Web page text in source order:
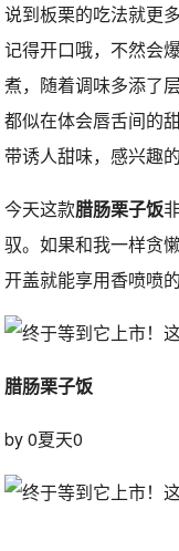
说到板栗的吃法就更
记得开口哦，不然会
煮，随着调味多添了
都似在体会唇舌间的
带诱人甜味，感兴趣
今天这款腊肠栗子饭
驭。如果和我一样贪
开盖就能享用香喷喷
腊肠栗子饭
by 0夏天0